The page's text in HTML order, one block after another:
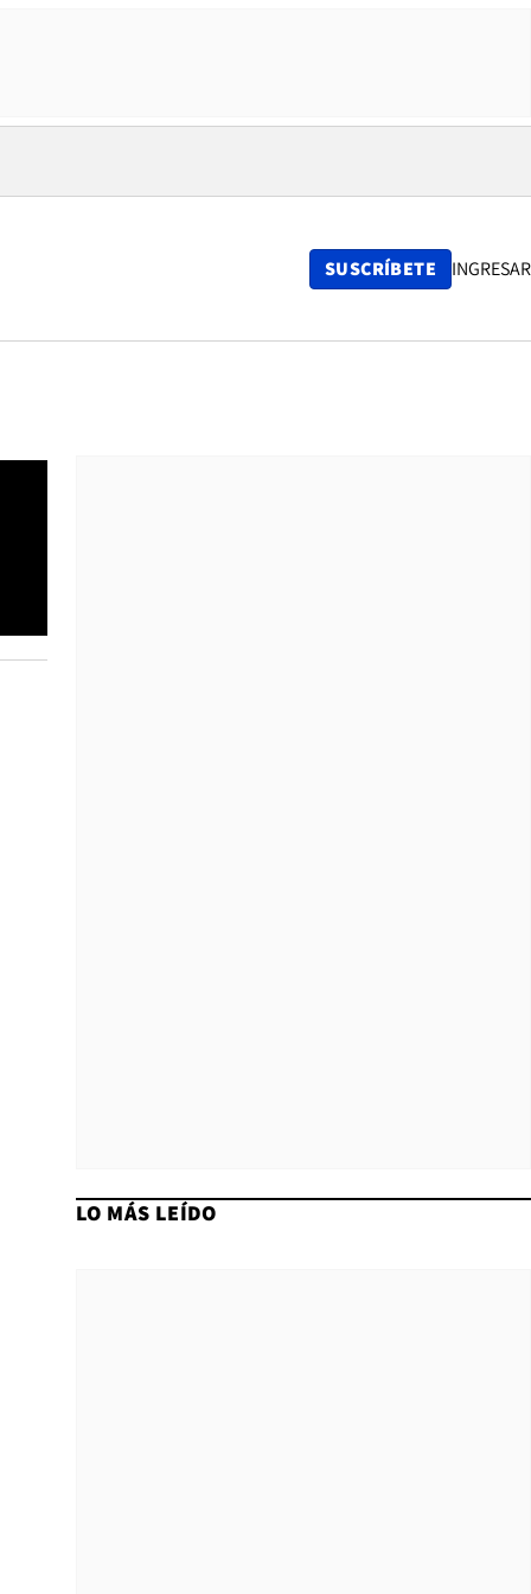
SUSCRÍBETE INGRESAR
LO MÁS LEÍDO